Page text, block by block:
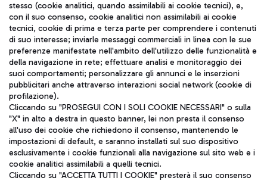
TRAVEL JOURNAL
ITA
Aeroporti di Roma S.p.A. - Società soggetta a direzione e
coordinamento di Mundys S.p.A.
stesso (cookie analitici, quando assimilabili ai cookie tecnici), e,
con il suo consenso, cookie analitici non assimilabili ai cookie
tecnici, cookie di prima e terza parte per comprendere i contenuti
di suo interesse; inviarle messaggi commerciali in linea con le sue
preferenze manifestate nell'ambito dell'utilizzo delle funzionalità e
della navigazione in rete; effettuare analisi e monitoraggio dei
suoi comportamenti; personalizzare gli annunci e le inserzioni
pubblicitari anche attraverso interazioni social network (cookie di
profilazione).
Cliccando su "PROSEGUI CON I SOLI COOKIE NECESSARI" o sulla
"X" in alto a destra in questo banner, lei non presta il consenso
all'uso dei cookie che richiedono il consenso, mantenendo le
impostazioni di default, e saranno installati sul suo dispositivo
esclusivamente i cookie funzionali alla navigazione sul sito web e i
cookie analitici assimilabili a quelli tecnici.
Cliccando su "ACCETTA TUTTI I COOKIE" presterà il suo consenso